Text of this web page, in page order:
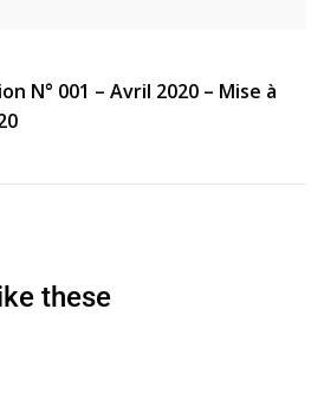
N° 001 – Avril 2020 – Mise à
these